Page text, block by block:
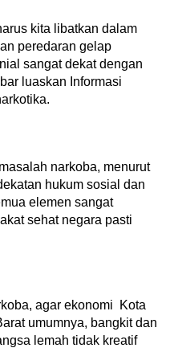
kita libatkan dalam
peredaran gelap
sangat dekat dengan
luaskan Informasi
narkoba, menurut
hukum sosial dan
elemen sangat
sehat negara pasti
agar ekonomi Kota
umumnya, bangkit dan
lemah tidak kreatif